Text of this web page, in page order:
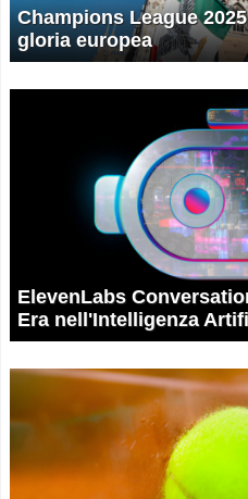
Champions League
gloria europea
ElevenLabs
Era nell'Intelligenza